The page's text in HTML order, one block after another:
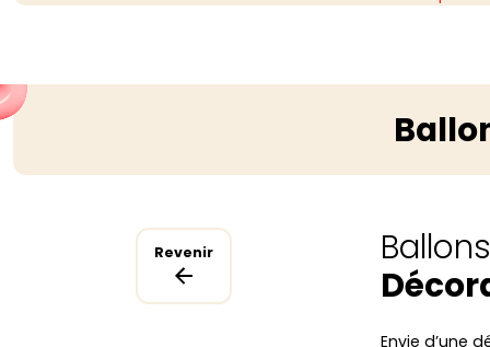
Revenir
Envie d’une